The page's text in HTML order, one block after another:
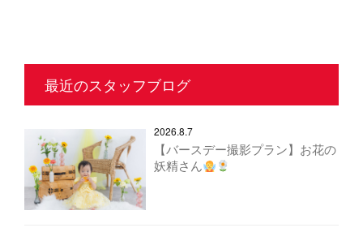
最近のスタッフブログ
2026.8.7
【バースデー撮影プラン】お花の
妖精さん